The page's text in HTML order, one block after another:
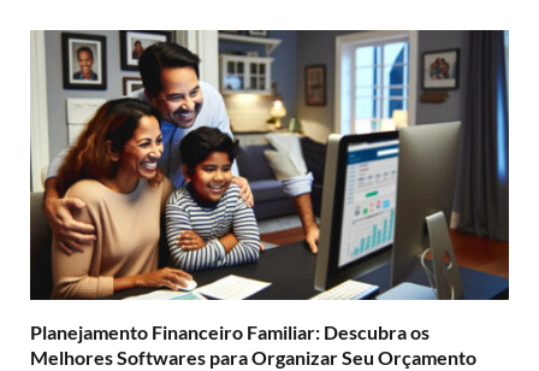
Planejamento Financeiro Familiar: Descubra os
Melhores Softwares para Organizar Seu Orçamento